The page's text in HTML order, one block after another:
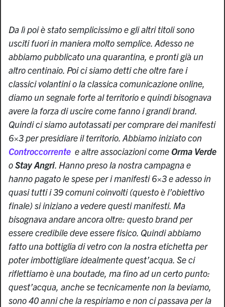
Da lì poi è stato semplicissimo e gli altri titoli sono
usciti fuori in maniera molto semplice. Adesso ne
abbiamo pubblicato una quarantina, e pronti già un
altro centinaio. Poi ci siamo detti che oltre fare i
classici volantini o la classica comunicazione online,
diamo un segnale forte al territorio e quindi bisognava
avere la forza di uscire come fanno i grandi brand.
Quindi ci siamo autotassati per comprare dei manifesti
6×3 per presidiare il territorio. Abbiamo iniziato con
Controccorrente e altre associazioni come Orma Verde
oStay Angri. Hanno preso la nostra campagna e
hanno pagato le spese per i manifesti 6×3 e adesso in
quasi tutti i 39 comuni coinvolti (questo è l’obiettivo
finale) si iniziano a vedere questi manifesti. Ma
bisognava andare ancora oltre: questo brand per
essere credibile deve essere fisico. Quindi abbiamo
fatto una bottiglia di vetro con la nostra etichetta per
poter imbottigliare idealmente quest’acqua. Se ci
riflettiamo è una boutade, ma fino ad un certo punto:
quest’acqua, anche se tecnicamente non la beviamo,
sono 40 anni che la respiriamo e non ci passava per la